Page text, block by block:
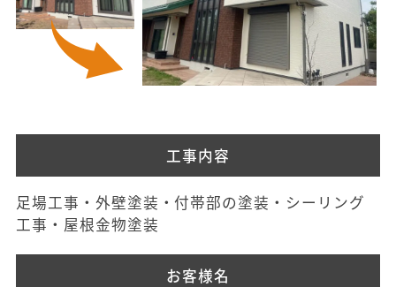
工事内容
足場工事・外壁塗装・付帯部の塗装・シーリング
工事・屋根金物塗装
お客様名